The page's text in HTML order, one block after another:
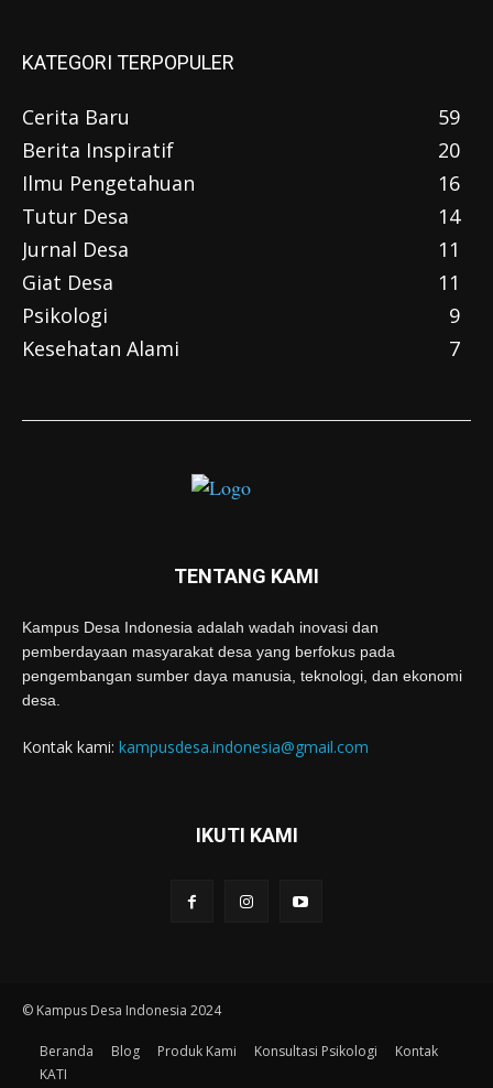
KATEGORI TERPOPULER
Cerita Baru
59
Berita Inspiratif
20
Ilmu Pengetahuan
16
Tutur Desa
14
Jurnal Desa
11
Giat Desa
11
Psikologi
9
Kesehatan Alami
7
TENTANG KAMI
Kampus Desa Indonesia adalah wadah inovasi dan
pemberdayaan masyarakat desa yang berfokus pada
pengembangan sumber daya manusia, teknologi, dan ekonomi
desa.
Kontak kami: kampusdesa.indonesia@gmail.com
IKUTI KAMI
© Kampus Desa Indonesia 2024
Beranda Blog Produk Kami Konsultasi Psikologi
Kontak
KATI